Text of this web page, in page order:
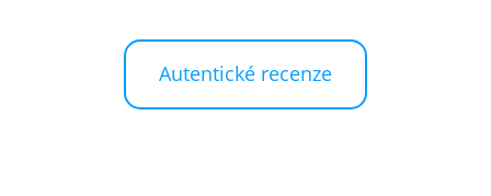
Autentické recenze